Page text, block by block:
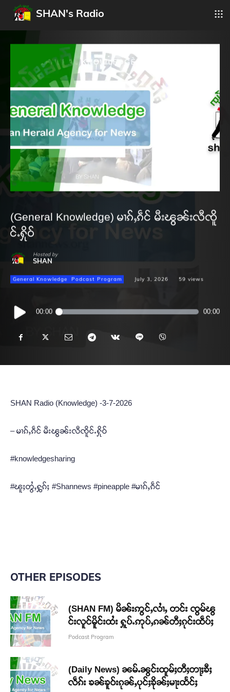
SHAN's Radio
(General Knowledge) မၢၵ်ႇၵဵင် မီးၽွၼ်းလီၸိူ
င်ႉႁိုဝ်
Hosted by
SHAN
General Knowledge Podcast Program July 3, 2026 59 views
Audio
Player
00:00 00:00
SHAN Radio (Knowledge) -3-7-2026
– မၢၵ်ႇၵဵင် မီးၽွၼ်းလီၸိူင်ႉႁိုဝ်
#knowledgesharing
#ၽူႈတွႆႇႁွၵ်ႈ #Shannews #pineapple #မၢၵ်ႇၵဵင်
OTHER EPISODES
(SHAN FM) မိၼ်းဢွင်ႇလၢႆႇ တင်း ၸွမ်ၽွ
င်းလူင်မိူင်းထႆး ႁူပ်ႉဢုပ်ႇၵၼ်တီႈၵုင်းထဵပ်ႈ
Podcast Program
(Daily News) ၼမ်ႉၼွင်းထူမ်ႈတီႈတႃႈၶီႈ
လဵၵ်း ၶၼ်ၶူဝ်းၵုၼ်ႇပုင်ႈၶိုၼ်ႈမႃးထႅင်ႈ